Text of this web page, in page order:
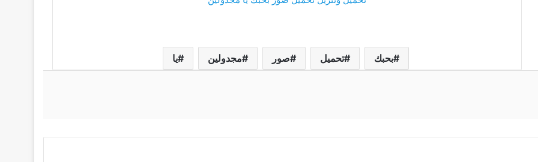
بحبك تحميل صور مجدولين يا